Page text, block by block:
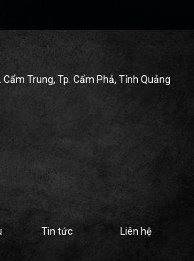
Cẩm Trung, Tp. Cẩm Phả, Tỉnh Quảng
Tin tức Liên hệ